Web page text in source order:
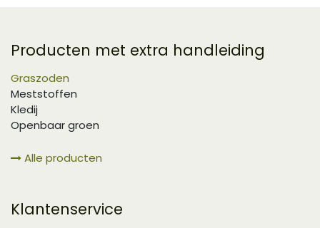
Producten met extra handleiding
Graszoden
Meststoffen
Kledij
Openbaar groen
Alle producten
Klantenservice